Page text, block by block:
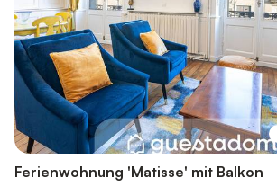
Ferienwohnung 'Matisse' mit Balkon